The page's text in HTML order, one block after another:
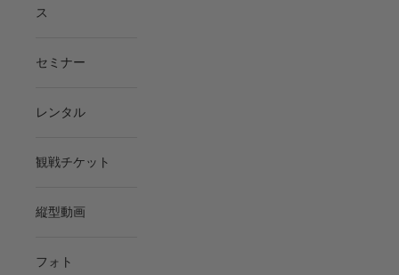
ス
セミナー
レンタル
観戦チケット
縦型動画
フォト